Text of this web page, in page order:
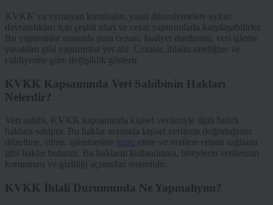
KVKK’ya uymayan kuruluşlar, yasal düzenlemelere aykırı
davrandıkları için çeşitli idari ve cezai yaptırımlarla karşılaşabilirler.
Bu yaptırımlar arasında para cezası, faaliyet durdurma, veri işleme
yasakları gibi yaptırımlar yer alır. Cezalar, ihlalin niteliğine ve
ciddiyetine göre değişiklik gösterir.
KVKK Kapsamında Veri Sahibinin Hakları
Nelerdir?
Veri sahibi, KVKK kapsamında kişisel verileriyle ilgili belirli
haklara sahiptir. Bu haklar arasında kişisel verilerin doğruluğunu
düzeltme, silme, işlenmesine itiraz etme ve verilere erişim sağlama
gibi haklar bulunur. Bu hakların kullanılması, bireylerin verilerinin
korunması ve gizliliği açısından önemlidir.
KVKK İhlali Durumunda Ne Yapmalıyım?